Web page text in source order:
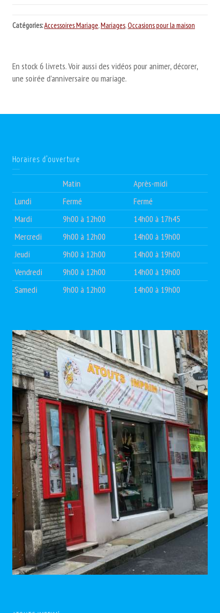
Catégories:Accessoires Mariage,Mariages,Occasions pour la maison
En stock 6 livrets. Voir aussi des vidéos pour animer, décorer,
une soirée d’anniversaire ou mariage.
Horaires d’ouverture
Matin
Après-midi
Lundi
Fermé
Fermé
Mardi
9h00 à 12h00
14h00 à 17h45
Mercredi
9h00 à 12h00
14h00 à 19h00
Jeudi
9h00 à 12h00
14h00 à 19h00
Vendredi
9h00 à 12h00
14h00 à 19h00
Samedi
9h00 à 12h00 14h00 à 19h00